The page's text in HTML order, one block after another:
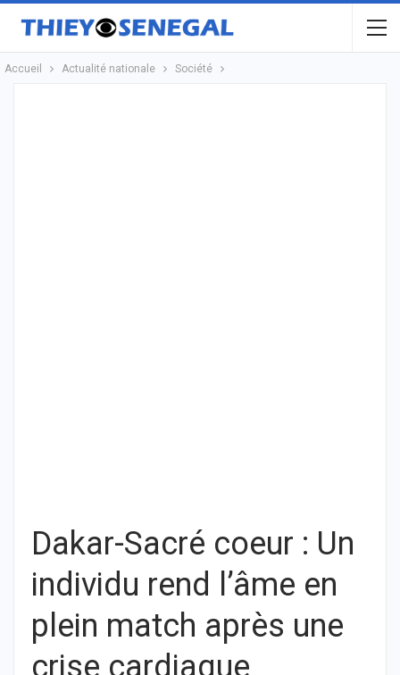
Accueil Actualité nationale Société
Dakar-Sacré coeur : Un
individu rend l’âme en
plein match après une
crise cardiaque